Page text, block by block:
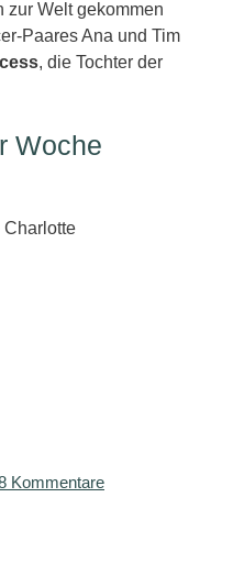
zur Welt gekommen
Paares Ana und Tim
, die Tochter der
Woche
Kommentare